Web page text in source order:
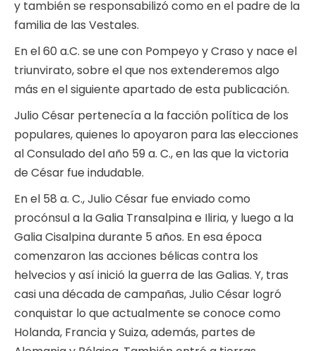
y también se responsabilizó como en el padre de la
familia de las Vestales.
En el 60 a.C. se une con Pompeyo y Craso y nace el
triunvirato, sobre el que nos extenderemos algo
más en el siguiente apartado de esta publicación.
Julio César pertenecía a la facción política de los
populares, quienes lo apoyaron para las elecciones
al Consulado del año 59 a. C., en las que la victoria
de César fue indudable.
En el 58 a. C., Julio César fue enviado como
procónsul a la Galia Transalpina e Iliria, y luego a la
Galia Cisalpina durante 5 años. En esa época
comenzaron las acciones bélicas contra los
helvecios y así inició la guerra de las Galias. Y, tras
casi una década de campañas, Julio César logró
conquistar lo que actualmente se conoce como
Holanda, Francia y Suiza, además, partes de